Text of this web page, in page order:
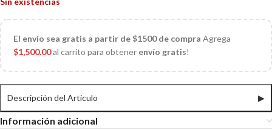
El envío sea gratis a partir de $1500 de compra Agrega
$1,500.00al carrito para obtener envío gratis!
Descripción del Articulo ▶
Información adicional